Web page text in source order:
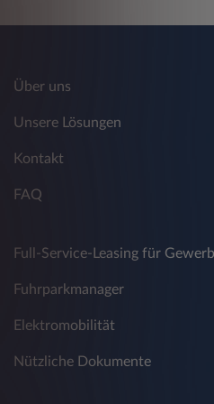
weiteren Daten. Sie
sperren. Es ist nicht
beeinträchtigt wird.
weitergegeben?
Über uns
Unsere Lösungen
Kontakt
FAQ
Full-Service-Leasing für
Fuhrparkmanager
Elektromobilität
Nützliche Dokumente